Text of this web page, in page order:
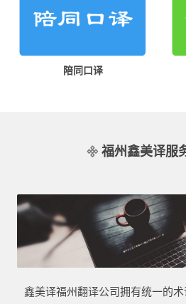
陪同口译
福州鑫美译服
鑫美译福州翻译公司拥有统一的